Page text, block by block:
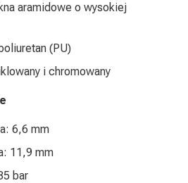
aramidowe o wysokiej
(PU)
i chromowany
6,6 mm
11,9 mm
bar